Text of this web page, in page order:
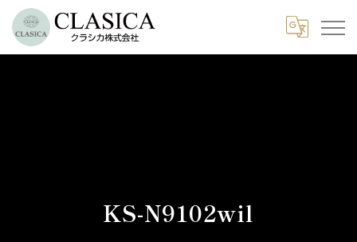
KS-N9102wil